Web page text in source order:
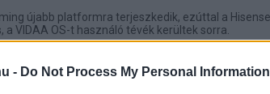
- Do Not Process My Personal Information
újabb platformra terjeszkedik, ezúttal a Hisense
a VIDAA OS-t használó tévék kerültek sorra.
semmi ragebait - ezt ígéri a